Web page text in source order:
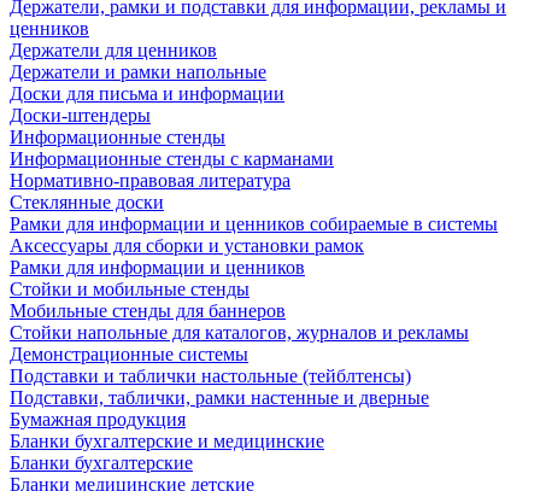
Держатели, рамки и подставки для информации, рекламы и
ценников
Держатели для ценников
Держатели и рамки напольные
Доски для письма и информации
Доски-штендеры
Информационные стенды
Информационные стенды с карманами
Нормативно-правовая литература
Стеклянные доски
Рамки для информации и ценников собираемые в системы
Аксессуары для сборки и установки рамок
Рамки для информации и ценников
Стойки и мобильные стенды
Мобильные стенды для баннеров
Стойки напольные для каталогов, журналов и рекламы
Демонстрационные системы
Подставки и таблички настольные (тейблтенсы)
Подставки, таблички, рамки настенные и дверные
Бумажная продукция
Бланки бухгалтерские и медицинские
Бланки бухгалтерские
Бланки медицинские детские